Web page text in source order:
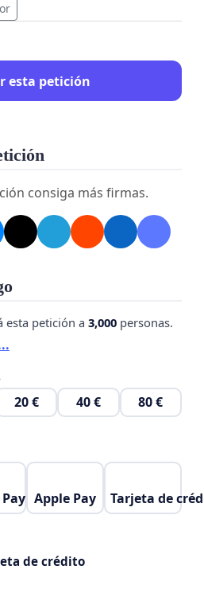
esta petición
consiga más firmas.
esta petición a 3,000 personas.
20 € 40 € 80 €
Apple Pay Tarjeta de
de crédito